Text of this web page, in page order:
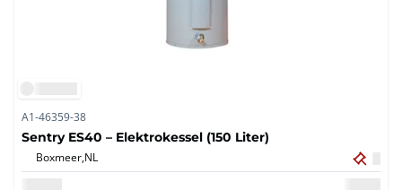
A1-46359-38
Sentry ES40 – Elektrokessel (150 Liter)
Boxmeer,NL